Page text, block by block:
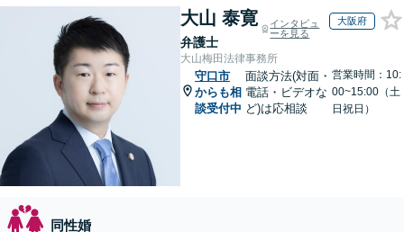
大山 泰寛
弁護士
インタビュ
ーを見る
大阪府
大山梅田法律事務所
守口市
からも相
談受付中
面談方法(対面・
電話・ビデオな
ど)は応相談
営業時間：10:
00~15:00（土
日祝日）
同性婚